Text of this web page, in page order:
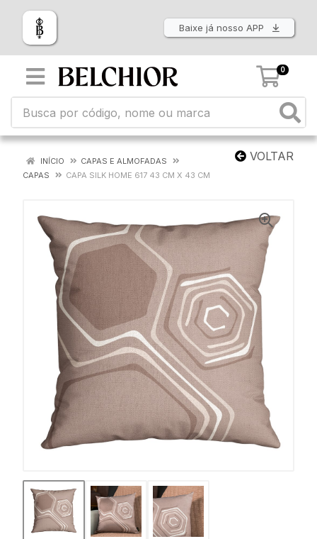
Baixe já nosso APP
0
VOLTAR
INÍCIO
CAPAS E ALMOFADAS
CAPAS
CAPA SILK HOME 617 43 CM X 43 CM